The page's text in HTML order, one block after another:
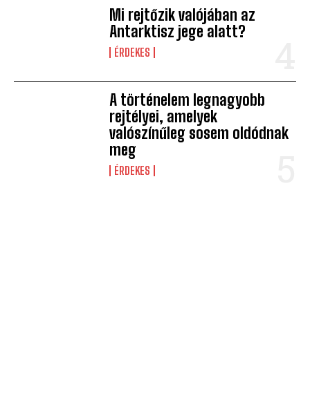
Mi rejtőzik valójában az
Antarktisz jege alatt?
ÉRDEKES
A történelem legnagyobb
rejtélyei, amelyek
valószínűleg sosem oldódnak
meg
ÉRDEKES